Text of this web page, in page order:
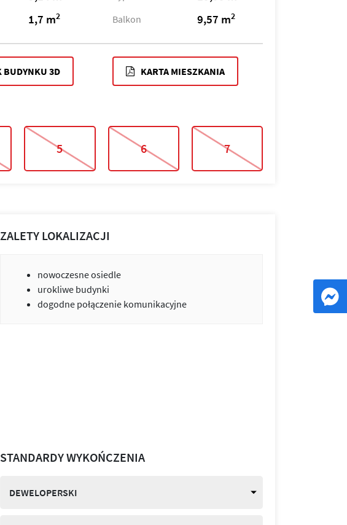
1,7 m2 Balkon 9,57 m2
BUDYNKU 3D KARTA MIESZKANIA
5 6 7
ZALETY LOKALIZACJI
nowoczesne osiedle
urokliwe budynki
dogodne połączenie komunikacyjne
STANDARDY WYKOŃCZENIA
DEWELOPERSKI